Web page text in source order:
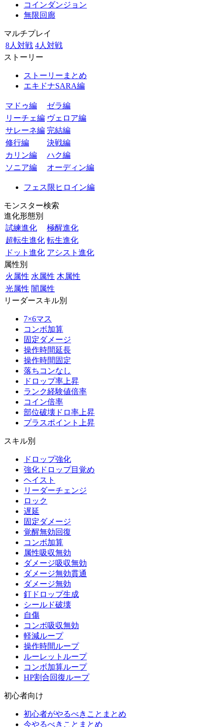
コインダンジョン
無限回廊
マルチプレイ
8人対戦 4人対戦
ストーリー
ストーリーまとめ
エキドナSARA編
マドゥ編
ゼラ編
リーチェ編 ヴェロア編
サレーネ編 完結編
修行編
決戦編
カリン編
ハク編
ソニア編
オーディン編
フェス限ヒロイン編
モンスター検索
進化形態別
試練進化
極醒進化
超転生進化 転生進化
ドット進化 アシスト進化
属性別
火属性 水属性 木属性
光属性 闇属性
リーダースキル別
7×6マス
コンボ加算
固定ダメージ
操作時間延長
操作時間固定
落ちコンなし
ドロップ率上昇
ランク経験値倍率
コイン倍率
部位破壊ドロ率上昇
プラスポイント上昇
スキル別
ドロップ強化
強化ドロップ目覚め
ヘイスト
リーダーチェンジ
ロック
遅延
固定ダメージ
覚醒無効回復
コンボ加算
属性吸収無効
ダメージ吸収無効
ダメージ無効貫通
ダメージ無効
釘ドロップ生成
シールド破壊
自傷
コンボ吸収無効
軽減ループ
操作時間ループ
ルーレットループ
コンボ加算ループ
HP割合回復ループ
初心者向け
初心者がやるべきことまとめ
今やるべきことまとめ